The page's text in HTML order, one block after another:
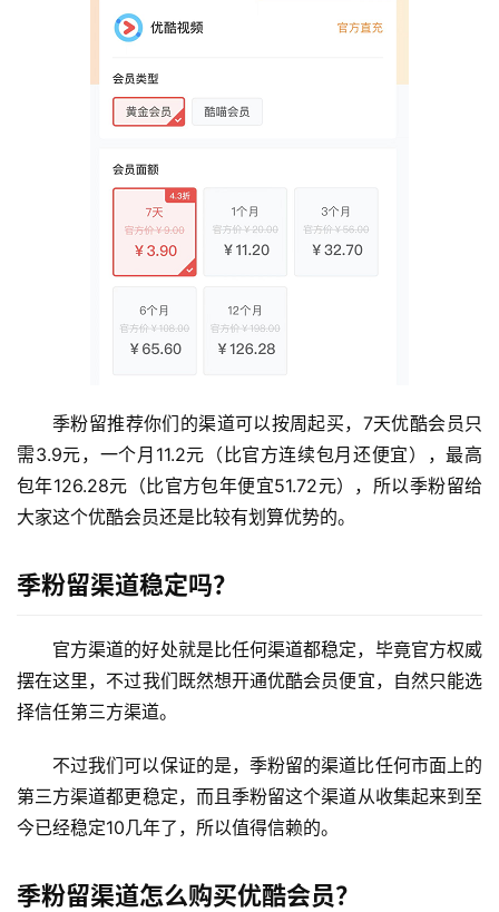
手
|
剁
电
同
城
食
|
季粉留推荐你们的渠道可以按周起买，7天优酷会员只
需3.9元，一个月11.2元（比官方连续包月还便宜），最高
包年126.28元（比官方包年便宜51.72元），所以季粉留给
大家这个优酷会员还是比较有划算优势的。
季粉留渠道稳定吗？
官方渠道的好处就是比任何渠道都稳定，毕竟官方权威
摆在这里，不过我们既然想开通优酷会员便宜，自然只能选
择信任第三方渠道。
不过我们可以保证的是，季粉留的渠道比任何市面上的
第三方渠道都更稳定，而且季粉留这个渠道从收集起来到至
今已经稳定10几年了，所以值得信赖的。
季粉留渠道怎么购买优酷会员？